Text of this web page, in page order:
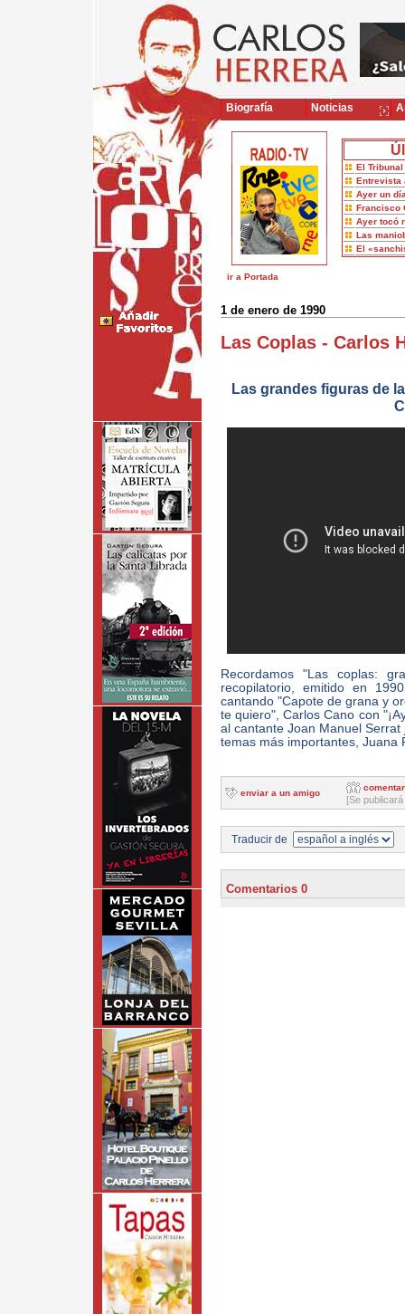
El
Entrevista
Ayer un
Francisco
Ayer tocó
Las
El
ir a Portada
1 de enero de 1990
Las Coplas - Carlos
Las grandes figuras de
Recordamos "Las coplas:
recopilatorio, emitido en
cantando "Capote de grana y
te quiero", Carlos Cano con
al cantante Joan Manuel
temas más importantes, Juana
enviar a un amigo
comentar
[Se
Traducir de
Comentarios 0
Biografía Noticias